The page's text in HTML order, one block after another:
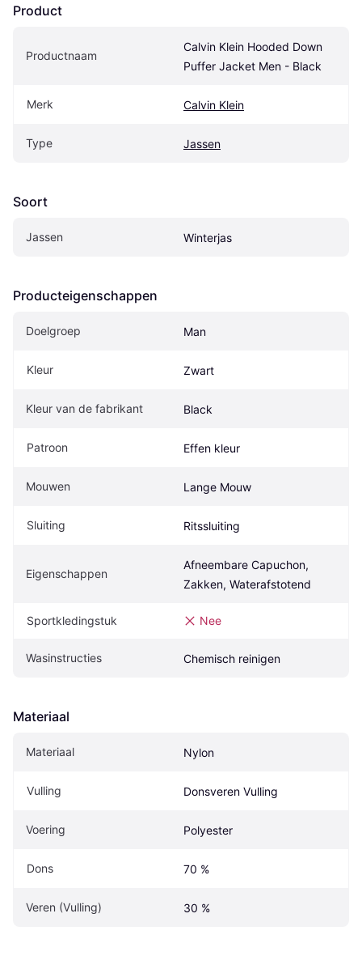
Product
Productnaam
Calvin Klein Hooded Down
Puffer Jacket Men - Black
Merk Calvin Klein
Type Jassen
Soort
Jassen Winterjas
Producteigenschappen
Doelgroep Man
Kleur Zwart
Kleur van de fabrikant Black
Patroon Effen kleur
Mouwen Lange Mouw
Sluiting Ritssluiting
Eigenschappen
Afneembare Capuchon,
Zakken, Waterafstotend
Sportkledingstuk Nee
Wasinstructies Chemisch reinigen
Materiaal
Materiaal Nylon
Vulling Donsveren Vulling
Voering Polyester
Dons 70 %
Veren (Vulling) 30 %